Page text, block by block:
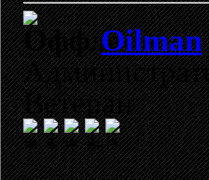
Oilman
Ветеран